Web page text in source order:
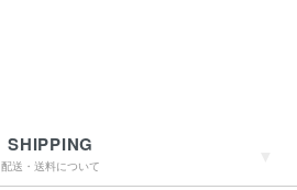
SHIPPING
配送・送料について